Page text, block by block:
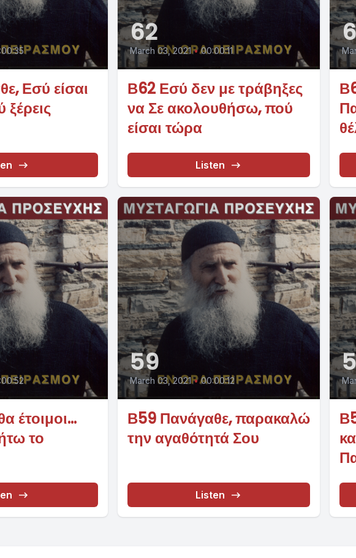
Εσύ είσαι
62
March 03, 2021 • 00:00:11
Β62 Εσύ δεν με τράβηξες
να Σε ακολουθήσω, πού
είσαι τώρα
Listen
έτοιμοι...
το
59
March 03, 2021 • 00:00:12
Β59 Πανάγαθε, παρακαλώ
την αγαθότητά Σου
Listen